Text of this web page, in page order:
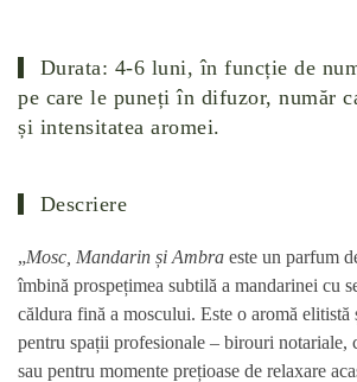
Durata: 4-6 luni, în funcție de
pe care le puneți în difuzor, număr
și intensitatea aromei.
Descriere
„Mosc, Mandarin și Ambra este un parfum
îmbină prospețimea subtilă a mandarinei cu
căldura fină a moscului. Este o aromă elitistă
pentru spații profesionale – birouri notariale,
sau pentru momente prețioase de relaxare